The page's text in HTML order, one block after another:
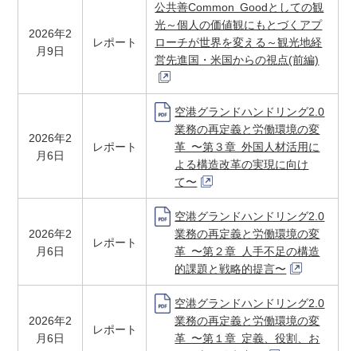
2026年2
月9日
レポート
公共善Common Goodとしての観
光～個人の価値観にもとづくアプ
ローチが世界を変える～観光地経
営先進国・米国からの視点(前編)
2026年2
月6日
レポート
空港グランドハンドリング2.0
業務の再定義と労働環境の変
革 〜第３章 外国人材活用に
よる構造改革の実現に向け
て〜
2026年2
月6日
レポート
空港グランドハンドリング2.0
業務の再定義と労働環境の変
革 〜第２章 人手不足の構造
的課題と戦略的提言〜
2026年2
月6日
レポート
空港グランドハンドリング2.0
業務の再定義と労働環境の変
革 〜第１章 定義、役割、お